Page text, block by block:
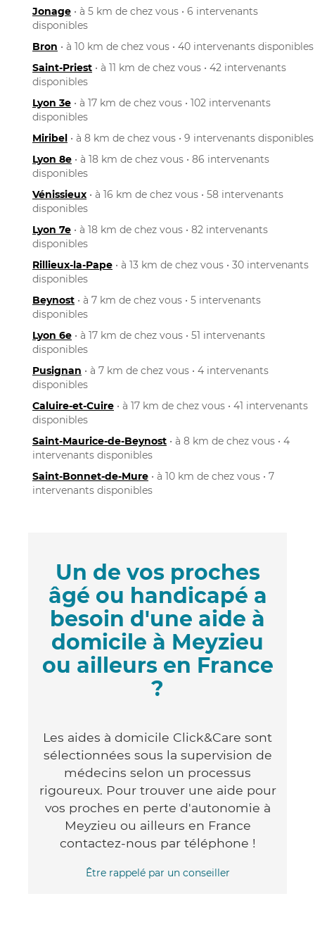
Jonage • à 5 km de chez vous • 6 intervenants
disponibles
Bron • à 10 km de chez vous • 40 intervenants disponibles
Saint-Priest • à 11 km de chez vous • 42 intervenants
disponibles
Lyon 3e • à 17 km de chez vous • 102 intervenants
disponibles
Miribel • à 8 km de chez vous • 9 intervenants disponibles
Lyon 8e • à 18 km de chez vous • 86 intervenants
disponibles
Vénissieux • à 16 km de chez vous • 58 intervenants
disponibles
Lyon 7e • à 18 km de chez vous • 82 intervenants
disponibles
Rillieux-la-Pape • à 13 km de chez vous • 30 intervenants
disponibles
Beynost • à 7 km de chez vous • 5 intervenants
disponibles
Lyon 6e • à 17 km de chez vous • 51 intervenants
disponibles
Pusignan • à 7 km de chez vous • 4 intervenants
disponibles
Caluire-et-Cuire • à 17 km de chez vous • 41 intervenants
disponibles
Saint-Maurice-de-Beynost • à 8 km de chez vous • 4
intervenants disponibles
Saint-Bonnet-de-Mure • à 10 km de chez vous • 7
intervenants disponibles
Un de vos proches
âgé ou handicapé a
besoin d'une aide à
domicile à Meyzieu
ou ailleurs en France
?
Les aides à domicile Click&Care sont
sélectionnées sous la supervision de
médecins selon un processus
rigoureux. Pour trouver une aide pour
vos proches en perte d'autonomie à
Meyzieu ou ailleurs en France
contactez-nous par téléphone !
Être rappelé par un conseiller